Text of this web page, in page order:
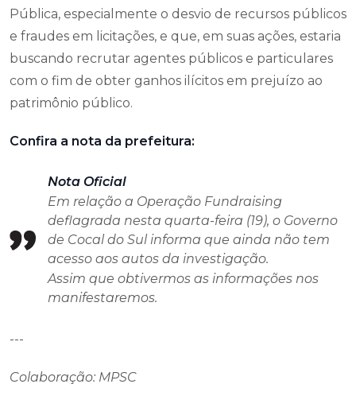
Pública, especialmente o desvio de recursos públicos
e fraudes em licitações, e que, em suas ações, estaria
buscando recrutar agentes públicos e particulares
com o fim de obter ganhos ilícitos em prejuízo ao
patrimônio público.
Confira a nota da prefeitura:
Nota Oficial
Em relação a Operação Fundraising
deflagrada nesta quarta-feira (19), o Governo
de Cocal do Sul informa que ainda não tem
acesso aos autos da investigação.
Assim que obtivermos as informações nos
manifestaremos.
---
Colaboração: MPSC